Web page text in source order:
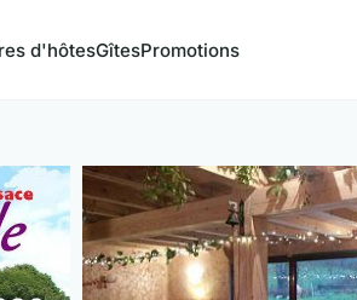
d'hôtesGîtesPromotions